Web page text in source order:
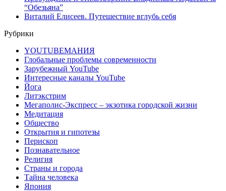
“Обезьяна”
Виталий Елисеев. Путешествие вглубь себя
Рубрики
YOUTUBEМАНИЯ
Глобальные проблемы современности
Зарубежный YouTube
Интересные каналы YouTube
Йога
Литэкстрим
Мегаполис-Экспресс – экзотика городской жизни
Медитация
Общество
Открытия и гипотезы
Перископ
Познавательное
Религия
Страны и города
Тайна человека
Япония